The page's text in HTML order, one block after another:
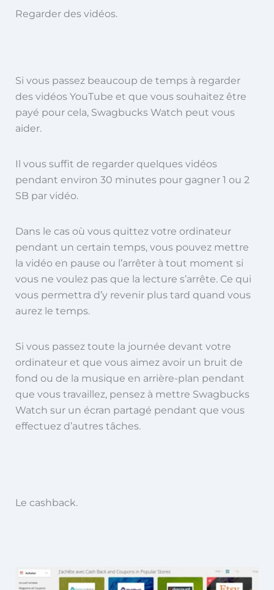
Regarder des vidéos.
Si vous passez beaucoup de temps à regarder
des vidéos YouTube et que vous souhaitez être
payé pour cela, Swagbucks Watch peut vous
aider.
Il vous suffit de regarder quelques vidéos
pendant environ 30 minutes pour gagner 1 ou 2
SB par vidéo.
Dans le cas où vous quittez votre ordinateur
pendant un certain temps, vous pouvez mettre
la vidéo en pause ou l’arrêter à tout moment si
vous ne voulez pas que la lecture s’arrête. Ce qui
vous permettra d’y revenir plus tard quand vous
aurez le temps.
Si vous passez toute la journée devant votre
ordinateur et que vous aimez avoir un bruit de
fond ou de la musique en arrière-plan pendant
que vous travaillez, pensez à mettre Swagbucks
Watch sur un écran partagé pendant que vous
effectuez d’autres tâches.
Le cashback.